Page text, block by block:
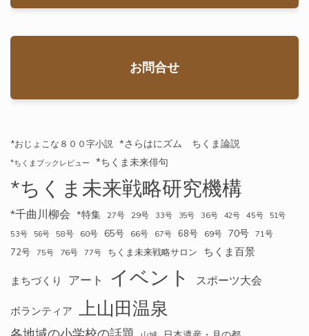
お問合せ
*おじょこな８００字小説 *さらはにズム ちくま論説
*ちくまブックレビュー *ちくま未来俳句
*ちくま未来戦略研究機構
*千曲川柳会 *特集 27号 29号 33号 35号 36号 42号 45号
51号
53号
56号 58号 60号 65号 66号 67号 68号 69号 70号 71号
72号 75号 76号 77号 ちくま未来戦略サロン ちくま百景
まちづくり アート イベント スポーツ大会
ボランティア 上山田温泉